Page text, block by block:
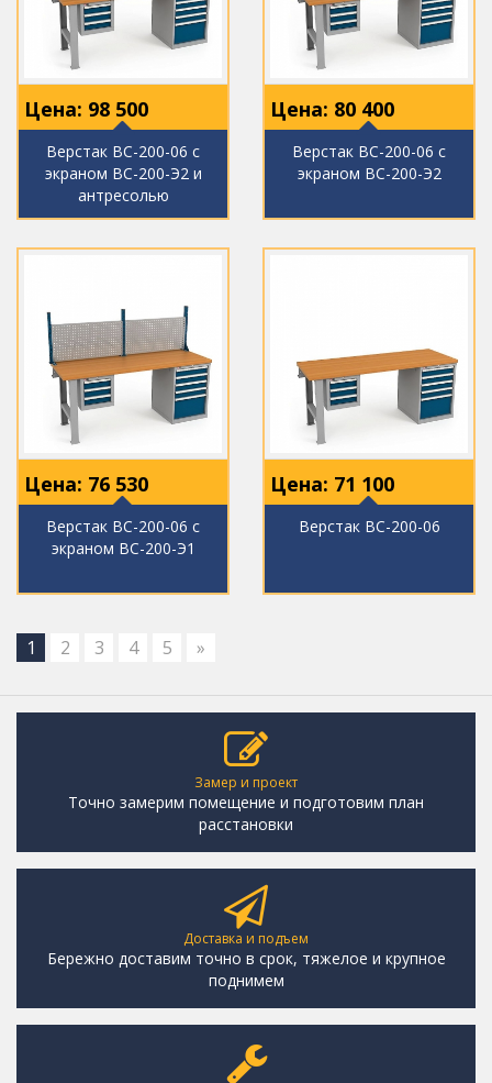
Цена: 98 500
Верстак ВС-200-06 с
экраном ВС-200-Э2 и
антресолью
Цена: 80 400
Верстак ВС-200-06 с
экраном ВС-200-Э2
Цена: 76 530
Верстак ВС-200-06 с
экраном ВС-200-Э1
Цена: 71 100
Верстак ВС-200-06
1 2 3 4 5 »
Замер и проект
Точно замерим помещение и подготовим план
расстановки
Доставка и подъем
Бережно доставим точно в срок, тяжелое и крупное
поднимем